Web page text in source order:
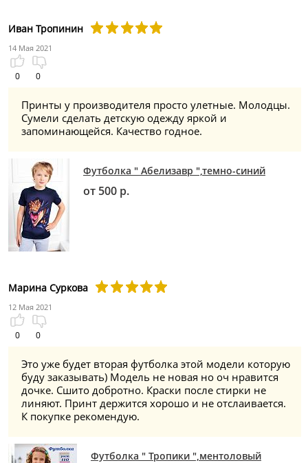
Иван Тропинин
14 Мая 2021
0 0
Принты у производителя просто улетные. Молодцы.
Сумели сделать детскую одежду яркой и
запоминающейся. Качество годное.
Футболка " Абелизавр ",темно-синий
от 500 р.
Марина Суркова
12 Мая 2021
0 0
Это уже будет вторая футболка этой модели которую
буду заказывать) Модель не новая но оч нравится
дочке. Сшито добротно. Краски после стирки не
линяют. Принт держится хорошо и не отслаивается.
К покупке рекомендую.
Футболка " Тропики ",ментоловый